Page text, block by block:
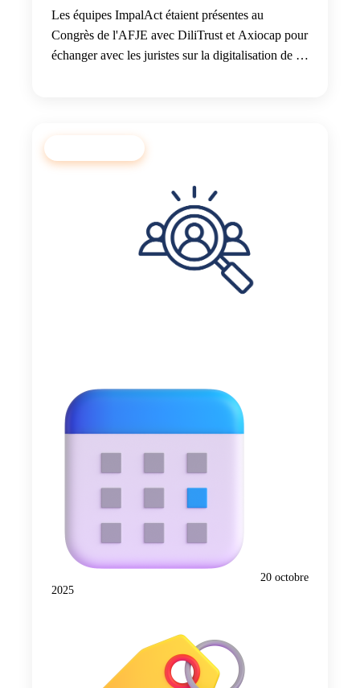
Les équipes ImpalAct étaient présentes au
Congrès de l'AFJE avec DiliTrust et Axiocap pour
échanger avec les juristes sur la digitalisation de la
20 octobre
2025